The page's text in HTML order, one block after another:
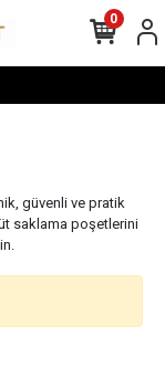
0
güvenli ve pratik
saklama poşetlerini